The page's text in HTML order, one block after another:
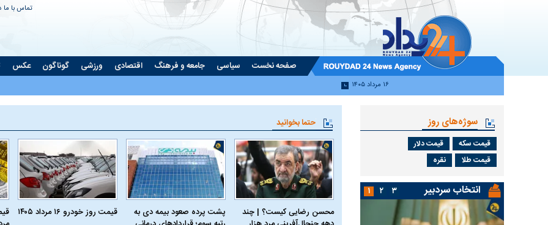
تماس با ما
صفحه نخست سیاسی جامعه و فرهنگ اقتصادی ورزشی گوناگون عکس
۱۶ مرداد ۱۴۰۵
حتما بخوانید
محسن رضایی کیست؟ | چند
پشت پرده صعود بیمه دی به
قیمت روز خودرو ۱۶ مرداد ۱۴۰۵
سوژه‌های روز
قیمت سکه
قیمت دلار
قیمت طلا
نقره
انتخاب سردبیر ۱ ۲ ۳